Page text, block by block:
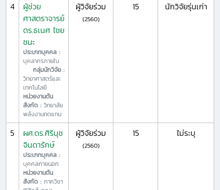
4
ผู้ช่วย
ศาสตราจารย์
ดร.ธเนศ ไชย
ชนะ
ประเภทบุคคล :
บุคลากรภายใน
กลุ่มนักวิจัย :
วิทยาศาสตร์และ
เทคโนโลยี
หน่วยงานต้น
สังกัด : วิทยาลัย
พลังงานทดแทน
ผู้วิจัยร่วม
(2560)
15 นักวิจัยรุ่นเก่า
5
ผศ.ดร.ศิรินุช
จินดารักษ์
ประเภทบุคคล :
บุคคลภายนอก
หน่วยงานต้น
สังกัด : ภาควิชา
ผู้วิจัยร่วม
(2560)
15 ไม่ระบุ